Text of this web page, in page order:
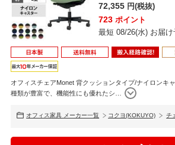
72,355 円(税抜)
723 ポイント
最短 08/26(水) お届け
オフィスチェアMonet 背クッションタイプ/ナイロンキ
種類が豊富で、機能性にも優れたシ
オフィス家具 メーカー一覧 コクヨ(KOKUYO) チ